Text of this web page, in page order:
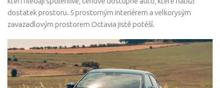
dostatek prostoru. S prostorným interiérem a velkorysým
zavazadlovým prostorem Octavia jistě potěší.